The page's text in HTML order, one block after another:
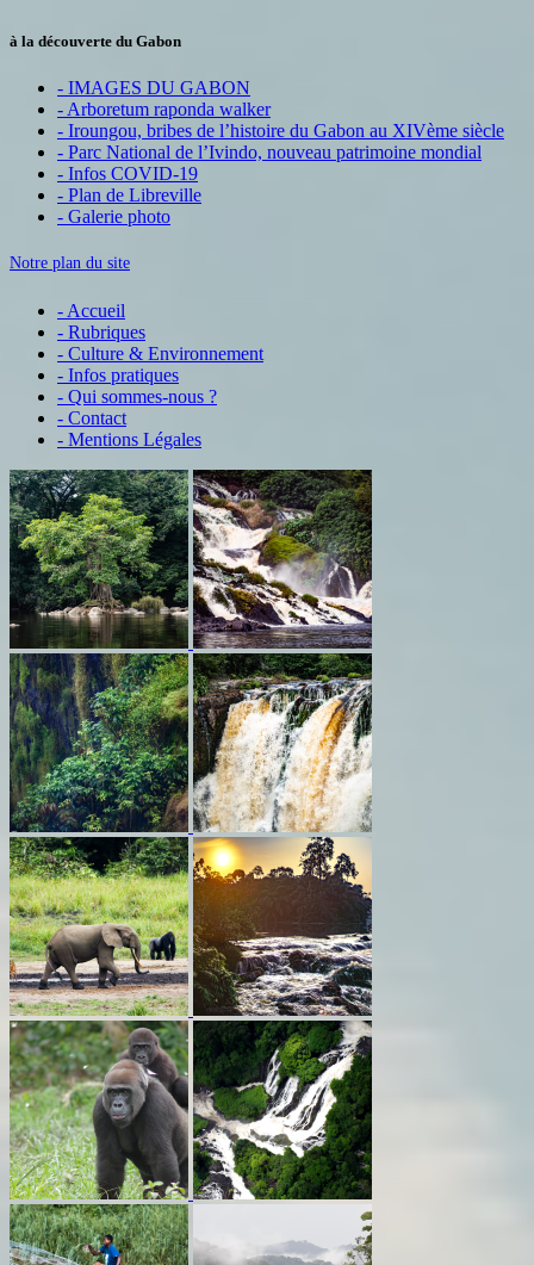
à la découverte du Gabon
- IMAGES DU GABON
- Arboretum raponda walker
- Iroungou, bribes de l’histoire du Gabon au XIVème siècle
- Parc National de l’Ivindo, nouveau patrimoine mondial
- Infos COVID-19
- Plan de Libreville
- Galerie photo
Notre plan du site
- Accueil
- Rubriques
- Culture & Environnement
- Infos pratiques
- Qui sommes-nous ?
- Contact
- Mentions Légales